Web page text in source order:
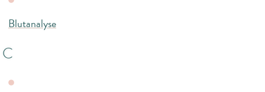
Blutanalyse
C